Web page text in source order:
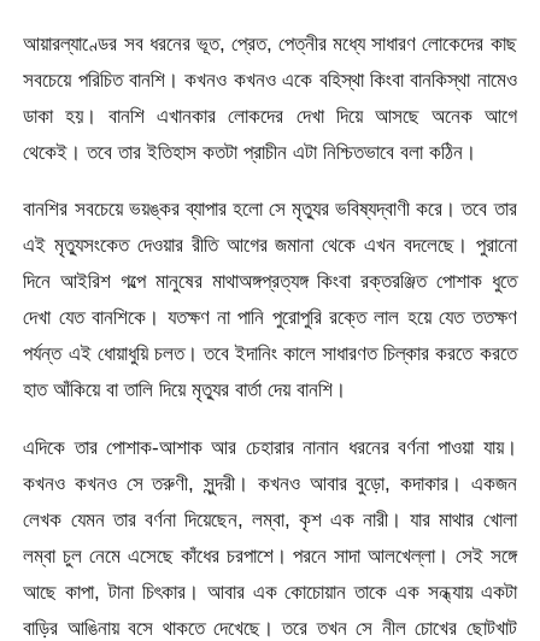
আয়ারল্যাণ্ডের সব ধরনের ভূত, প্রেত, পেত্নীর মধ্যে সাধারণ লোকেদের কাছ
সবচেয়ে পরিচিত বানশি। কখনও কখনও একে বহিস্থা কিংবা বানকিস্থা নামেও
ডাকা হয়। বানশি এখানকার লোকদের দেখা দিয়ে আসছে অনেক আগে
থেকেই। তবে তার ইতিহাস কতটা প্রাচীন এটা নিশ্চিতভাবে বলা কঠিন।
বানশির সবচেয়ে ভয়ঙ্কর ব্যাপার হলো সে মৃত্যুর ভবিষ্যদ্বাণী করে। তবে তার
এই মৃত্যুসংকেত দেওয়ার রীতি আগের জমানা থেকে এখন বদলেছে। পুরানো
দিনে আইরিশ গল্পে মানুষের মাথাঅঙ্গপ্রত্যঙ্গ কিংবা রক্তরঞ্জিত পোশাক ধুতে
দেখা যেত বানশিকে। যতক্ষণ না পানি পুরোপুরি রক্তে লাল হয়ে যেত ততক্ষণ
পর্যন্ত এই ধোয়াধুয়ি চলত। তবে ইদানিং কালে সাধারণত চিল্কার করতে করতে
হাত আঁকিয়ে বা তালি দিয়ে মৃত্যুর বার্তা দেয় বানশি।
এদিকে তার পোশাক-আশাক আর চেহারার নানান ধরনের বর্ণনা পাওয়া যায়।
কখনও কখনও সে তরুণী, সুন্দরী। কখনও আবার বুড়ো, কদাকার। একজন
লেখক যেমন তার বর্ণনা দিয়েছেন, লম্বা, কৃশ এক নারী। যার মাথার খোলা
লম্বা চুল নেমে এসেছে কাঁধের চরপাশে। পরনে সাদা আলখেল্লা। সেই সঙ্গে
আছে কাপা, টানা চিৎকার। আবার এক কোচোয়ান তাকে এক সন্ধ্যায় একটা
বাড়ির আঙিনায় বসে থাকতে দেখেছে। তরে তখন সে নীল চোখের ছোটখাট